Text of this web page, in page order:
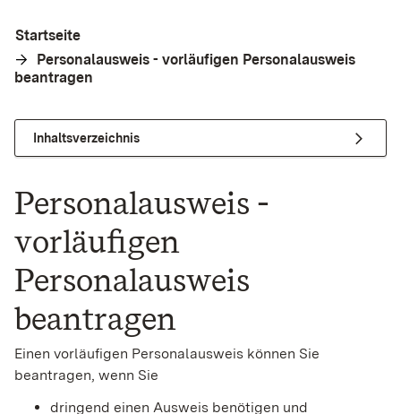
Startseite
Personalausweis - vorläufigen Personalausweis
beantragen
Inhaltsverzeichnis
Personalausweis -
vorläufigen
Personalausweis
beantragen
Einen vorläufigen Personalausweis können Sie
beantragen, wenn Sie
dringend einen Ausweis benötigen und